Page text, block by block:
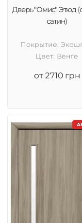
Дверь "Омис" Этюд
сатин)
Покрытие:
Цвет: Венге
от 2710 грн